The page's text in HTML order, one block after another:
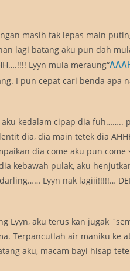
masih tak lepas main
lagi batang aku pun dah
Lyyn mula meraung“
I pun cepat cari benda
kedalam cipap dia
dia, dia main tetek dia
dia come aku pun
kebawah pulak, aku
Lyyn nak lagiii!!!!!…
Lyyn, aku terus kan jugak
Terpancutlah air maniku ke
aku, macam bayi hisap